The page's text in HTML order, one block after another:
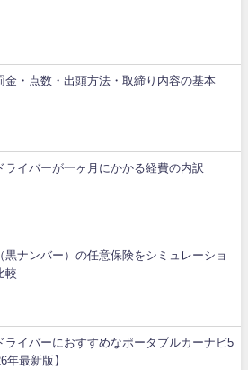
金・点数・出頭方法・取締り内容の基本
ライバーが一ヶ月にかかる経費の内訳
黒ナンバー）の任意保険をシミュレーショ
較
ライバーにおすすめなポータブルカーナビ5
年最新版】